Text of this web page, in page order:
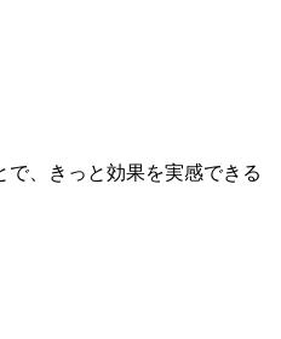
、きっと効果を実感できる